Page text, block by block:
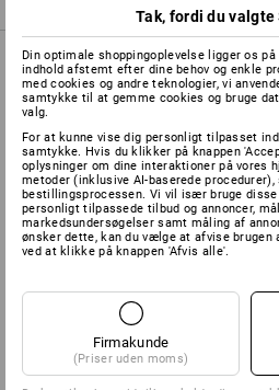
PRODUKTINFO
Kan kombineres med alle e.s.
Certificeret iht.DIN EN 397:2012
Høj bærekomfort takket være
Praktisk betjening takket være
Producentens oplysninger:
11 | AT 6842 Koblach |
Tak, fordi du valgte
Din optimale shoppingoplevelse ligger os
indhold afstemt efter dine behov og enkle
med cookies og andre teknologier, vi
samtykke til at gemme cookies og bruge
valg.
For at kunne vise dig personligt tilpasset
samtykke. Hvis du klikker på knappen
oplysninger om dine interaktioner på vores
metoder (inklusive AI-baserede
bestillingsprocessen. Vi vil især bruge
personligt tilpassede tilbud og annoncer,
markedsundersøgelser samt måling af
ønsker dette, kan du vælge at afvise brugen
ved at klikke på knappen 'Afvis alle'.
Firmakunde
(Priser uden moms)